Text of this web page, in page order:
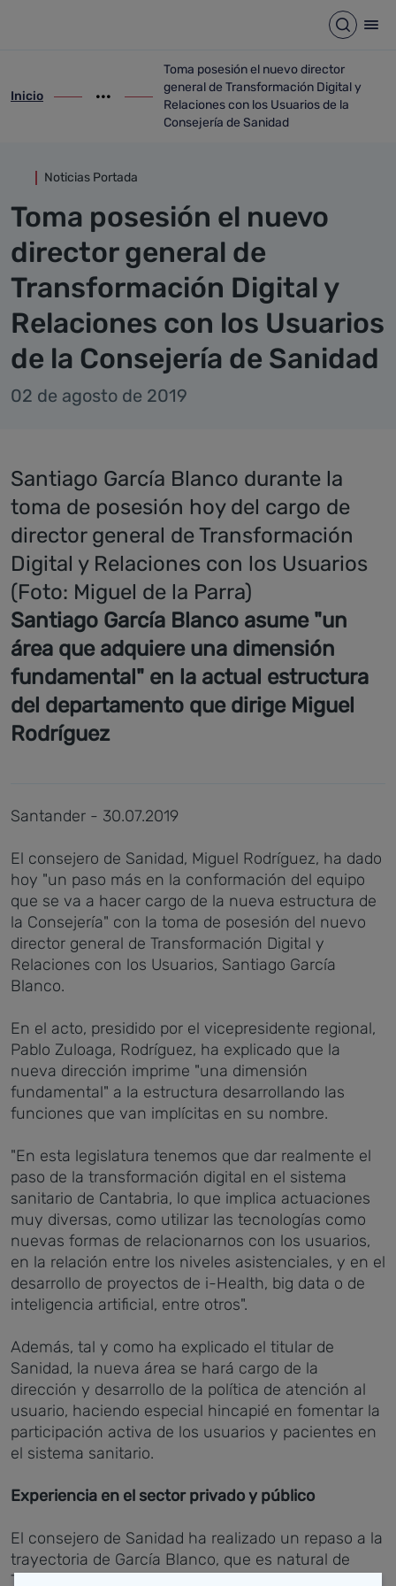
Abrir
ir-a inicio
Inicio
Mostrar opciones del camino de migas
ir-a Toma posesión el nuevo director
Toma posesión el nuevo director
general de Transformación Digital y
Relaciones con los Usuarios de la
Consejería de Sanidad
Noticias Portada
Toma posesión el nuevo
director general de
Transformación Digital y
Relaciones con los Usuarios
de la Consejería de Sanidad
02 de agosto de 2019
Santiago García Blanco durante la
toma de posesión hoy del cargo de
director general de Transformación
Digital y Relaciones con los Usuarios
(Foto: Miguel de la Parra)
Santiago García Blanco asume "un
área que adquiere una dimensión
fundamental" en la actual estructura
del departamento que dirige Miguel
Rodríguez
Santander - 30.07.2019
El consejero de Sanidad, Miguel Rodríguez, ha dado
hoy "un paso más en la conformación del equipo
que se va a hacer cargo de la nueva estructura de
la Consejería" con la toma de posesión del nuevo
director general de Transformación Digital y
Relaciones con los Usuarios, Santiago García
Blanco.
En el acto, presidido por el vicepresidente regional,
Pablo Zuloaga, Rodríguez, ha explicado que la
nueva dirección imprime "una dimensión
fundamental" a la estructura desarrollando las
funciones que van implícitas en su nombre.
"En esta legislatura tenemos que dar realmente el
paso de la transformación digital en el sistema
sanitario de Cantabria, lo que implica actuaciones
muy diversas, como utilizar las tecnologías como
nuevas formas de relacionarnos con los usuarios,
en la relación entre los niveles asistenciales, y en el
desarrollo de proyectos de i-Health, big data o de
inteligencia artificial, entre otros".
Además, tal y como ha explicado el titular de
Sanidad, la nueva área se hará cargo de la
dirección y desarrollo de la política de atención al
usuario, haciendo especial hincapié en fomentar la
participación activa de los usuarios y pacientes en
el sistema sanitario.
Experiencia en el sector privado y público
El consejero de Sanidad ha realizado un repaso a la
trayectoria de García Blanco, que es natural de
Torrelavega, aunque castreño de adopción.